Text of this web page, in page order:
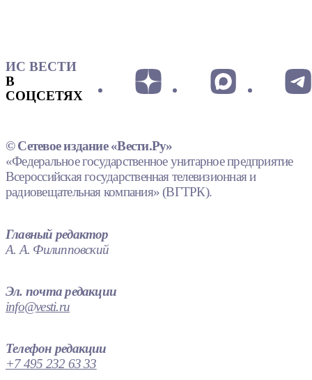
ИС ВЕСТИ
В
СОЦСЕТЯХ
© Сетевое издание «Вести.Ру»
«Федеральное государственное унитарное предприятие
Всероссийская государственная телевизионная и
радиовещательная компания» (ВГТРК).
Главный редактор
А. А. Филипповский
Эл. почта редакции
info@vesti.ru
Телефон редакции
+7 495 232 63 33